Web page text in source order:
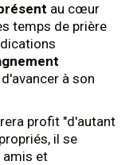
au cœur
temps de prière
à son
profit "d'autant
il se
amis et